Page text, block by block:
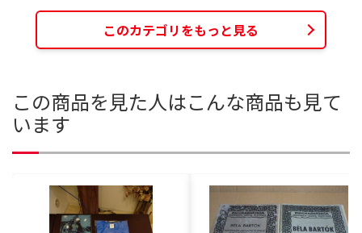
このカテゴリをもっと見る
この商品を見た人はこんな商品も見て
います